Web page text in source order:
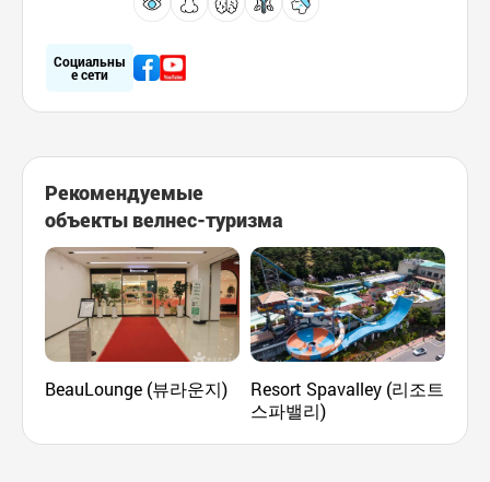
Социальны
е сети
Рекомендуемые
объекты велнес-туризма
BeauLounge (뷰라운지)
Resort Spavalley (리조트
스파밸리)